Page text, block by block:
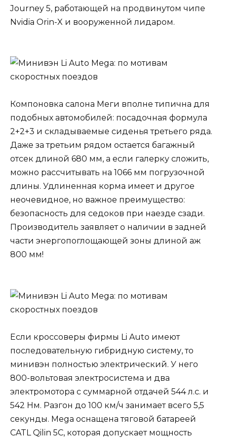
Journey 5, работающей на продвинутом чипе
Nvidia Orin-X и вооруженной лидаром.
Компоновка салона Меги вполне типична для
подобных автомобилей: посадочная формула
2+2+3 и складываемые сиденья третьего ряда.
Даже за третьим рядом остается багажный
отсек длиной 680 мм, а если галерку сложить,
можно рассчитывать на 1066 мм погрузочной
длины. Удлиненная корма имеет и другое
неочевидное, но важное преимущество:
безопасность для седоков при наезде сзади.
Производитель заявляет о наличии в задней
части энергопоглощающей зоны длиной аж
800 мм!
Если кроссоверы фирмы Li Auto имеют
последовательную гибридную систему, то
минивэн полностью электрический. У него
800-вольтовая электросистема и два
электромотора с суммарной отдачей 544 л.с. и
542 Нм. Разгон до 100 км/ч занимает всего 5,5
секунды. Mega оснащена тяговой батареей
CATL Qilin 5C, которая допускает мощность